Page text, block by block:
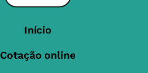
Início
Cotação online